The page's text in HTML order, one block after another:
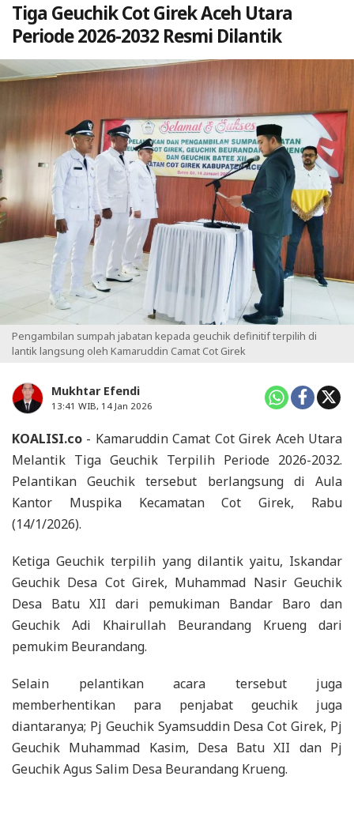
Tiga Geuchik Cot Girek Aceh Utara
Periode 2026-2032 Resmi Dilantik
Pengambilan sumpah jabatan kepada geuchik definitif terpilih di
lantik langsung oleh Kamaruddin Camat Cot Girek
Mukhtar Efendi
13:41 WIB, 14 Jan 2026
KOALISI.co - Kamaruddin Camat Cot Girek Aceh Utara
Melantik Tiga Geuchik Terpilih Periode 2026-2032.
Pelantikan Geuchik tersebut berlangsung di Aula
Kantor Muspika Kecamatan Cot Girek, Rabu
(14/1/2026).
Ketiga Geuchik terpilih yang dilantik yaitu, Iskandar
Geuchik Desa Cot Girek, Muhammad Nasir Geuchik
Desa Batu XII dari pemukiman Bandar Baro dan
Geuchik Adi Khairullah Beurandang Krueng dari
pemukim Beurandang.
Selain pelantikan acara tersebut juga
memberhentikan para penjabat geuchik juga
diantaranya; Pj Geuchik Syamsuddin Desa Cot Girek, Pj
Geuchik Muhammad Kasim, Desa Batu XII dan Pj
Geuchik Agus Salim Desa Beurandang Krueng.